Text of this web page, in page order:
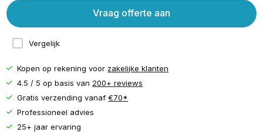
Vergelijk
Vraag offerte aan
Kopen op rekening voor zakelijke klanten
4.5 / 5 op basis van 200+ reviews
Gratis verzending vanaf€70*
Professioneel advies
25+ jaar ervaring